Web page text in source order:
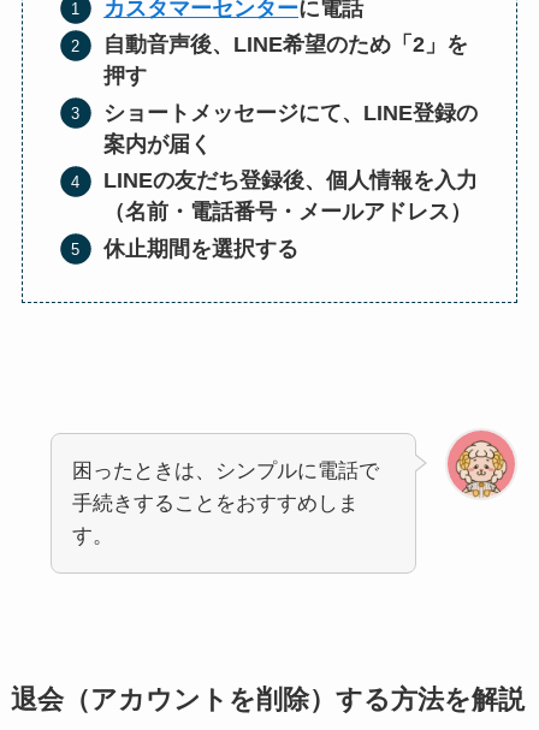
カスタマーセンターに電話
自動音声後、LINE希望のため「2」を
押す
ショートメッセージにて、LINE登録の
案内が届く
LINEの友だち登録後、個人情報を入力
（名前・電話番号・メールアドレス）
休止期間を選択する
困ったときは、シンプルに電話で
手続きすることをおすすめしま
す。
退会（アカウントを削除）する方法を解説